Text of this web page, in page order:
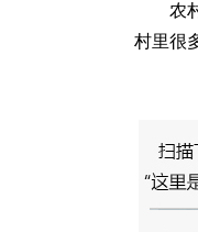
农
村里很